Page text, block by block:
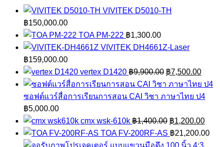
VIVITEK D5010-TH
฿150,000.00
TOA PM-222 ฿1,300.00
VIVITEK DH4661Z-Laser
฿159,000.00
vertex D1420 ฿9,900.00 Original
price
was:
฿7,500.00
price
is:
ซอฟต์แวร์สื่อการเรียนการสอน CAI วิชา ภาษาไทย ป4
฿5,000.00
cmx wsk-610k ฿1,400.00 Original
price
was:
฿1,200.00
TOA FV-200RF-AS ฿21,200.00